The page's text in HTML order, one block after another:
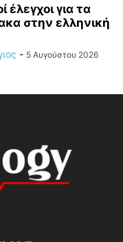
έλεγχοι για τα
στην ελληνική
- 5 Αυγούστου 2026